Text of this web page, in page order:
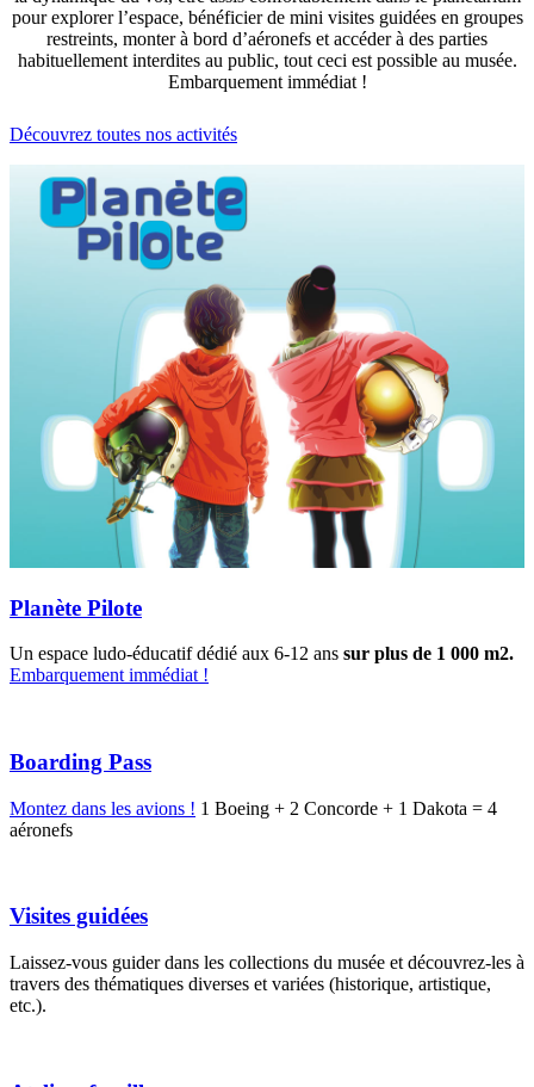
pour explorer l’espace, bénéficier de mini visites guidées en groupes
restreints, monter à bord d’aéronefs et accéder à des parties
habituellement interdites au public, tout ceci est possible au musée.
Embarquement immédiat !
Découvrez toutes nos activités
Planète Pilote
Un espace ludo-éducatif dédié aux 6-12 ans sur plus de 1 000 m2.
Embarquement immédiat !
Boarding Pass
Montez dans les avions ! 1 Boeing + 2 Concorde + 1 Dakota = 4
aéronefs
Visites guidées
Laissez-vous guider dans les collections du musée et découvrez-les à
travers des thématiques diverses et variées (historique, artistique,
etc.).